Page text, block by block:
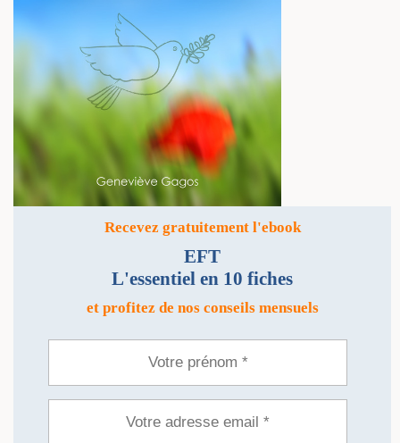
Recevez gratuitement l'ebook
EFT
L'essentiel en 10 fiches
et profitez de nos conseils mensuels